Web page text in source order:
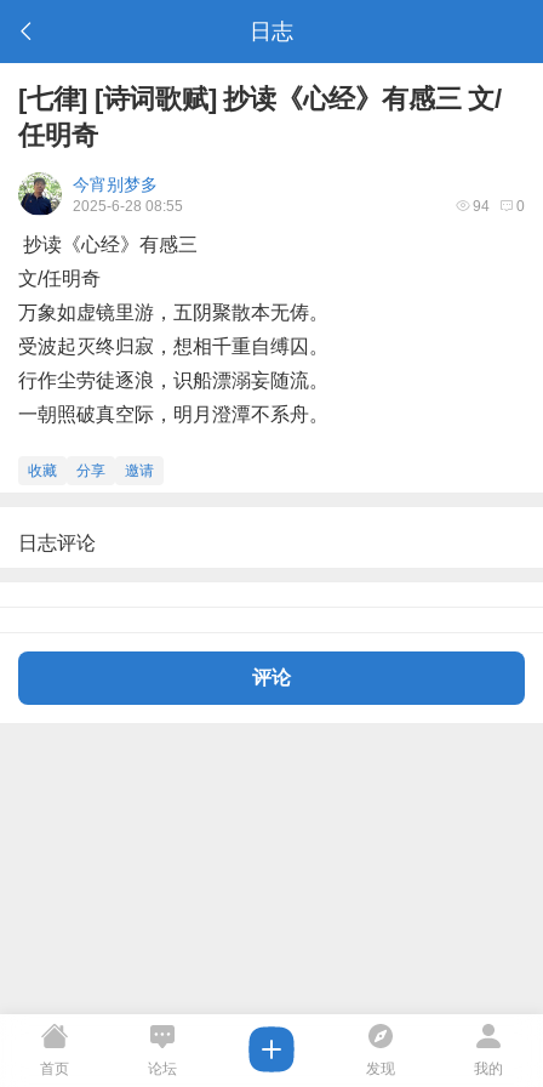
日志
[七律] [诗词歌赋] 抄读《心经》有感三 文/
任明奇
今宵别梦多
94 0
2025-6-28 08:55
抄读《心经》有感三
文/任明奇
万象如虚镜里游，五阴聚散本无俦。
受波起灭终归寂，想相千重自缚囚。
行作尘劳徒逐浪，识船漂溺妄随流。
一朝照破真空际，明月澄潭不系舟。
收藏 分享 邀请
日志评论
评论
首页 论坛 发现 我的